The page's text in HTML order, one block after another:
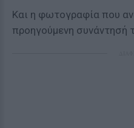
Και η φωτογραφία που
προηγούμενη συνάντησή